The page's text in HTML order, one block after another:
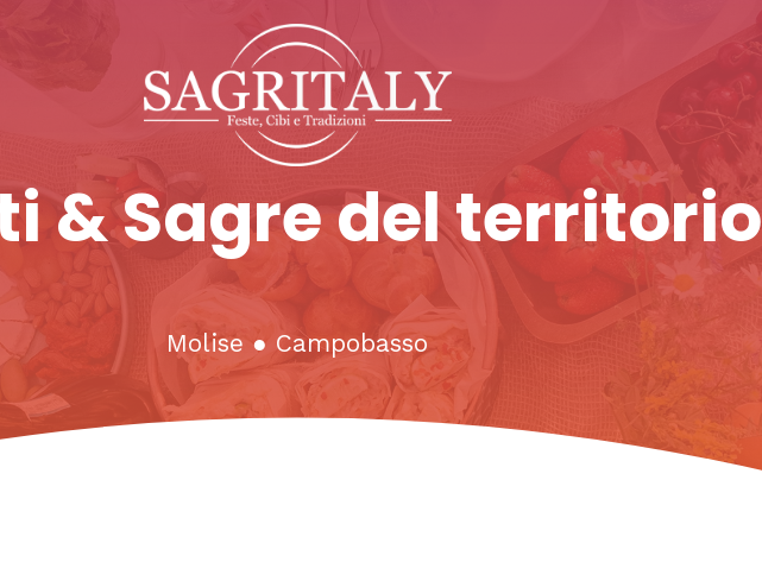
& Sagre del territorio
Molise ● Campobasso